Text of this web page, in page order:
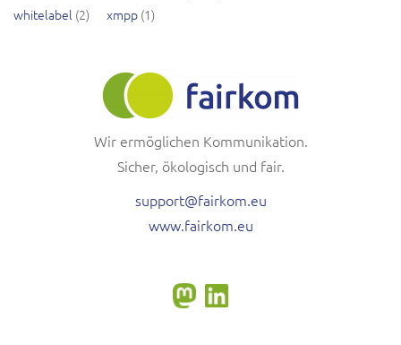
whitelabel (2) xmpp (1)
Wir ermöglichen Kommunikation.
Sicher, ökologisch und fair.
support@fairkom.eu
www.fairkom.eu